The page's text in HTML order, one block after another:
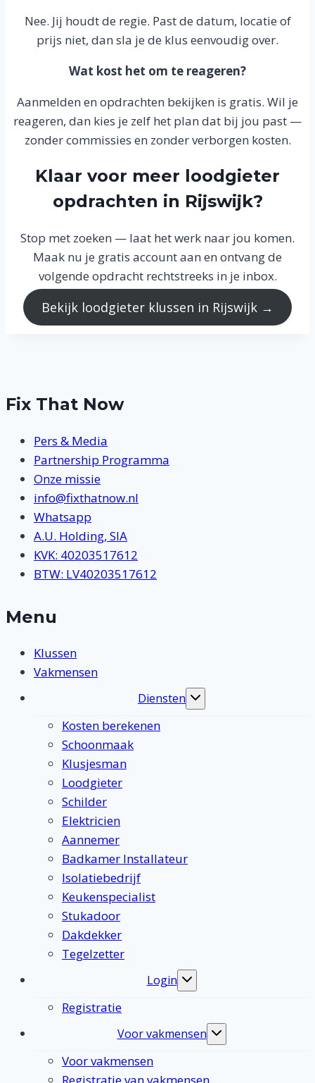
Nee. Jij houdt de regie. Past de datum, locatie of
prijs niet, dan sla je de klus eenvoudig over.
Wat kost het om te reageren?
Aanmelden en opdrachten bekijken is gratis. Wil je
reageren, dan kies je zelf het plan dat bij jou past —
zonder commissies en zonder verborgen kosten.
Klaar voor meer loodgieter
opdrachten in Rijswijk?
Stop met zoeken — laat het werk naar jou komen.
Maak nu je gratis account aan en ontvang de
volgende opdracht rechtstreeks in je inbox.
Bekijk loodgieter klussen in Rijswijk →
Fix That Now
Pers & Media
Partnership Programma
Onze missie
info@fixthatnow.nl
Whatsapp
A.U. Holding, SIA
KVK: 40203517612
BTW: LV40203517612
Menu
Klussen
Vakmensen
Diensten
Toggle
Kosten berekenen
Schoonmaak
Klusjesman
Loodgieter
Schilder
Elektricien
Aannemer
Badkamer Installateur
Isolatiebedrijf
Keukenspecialist
Stukadoor
Dakdekker
Tegelzetter
Login
Toggle
Registratie
Voor vakmensen
Toggle
Voor vakmensen